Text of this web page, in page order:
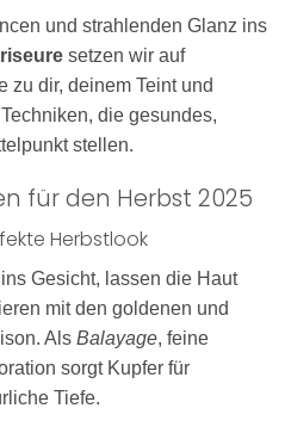
und strahlenden Glanz ins
setzen wir auf
zu dir, deinem Teint und
die gesundes,
stellen.
für den Herbst 2025
Herbstlook
Gesicht, lassen die Haut
mit den goldenen und
Als Balayage, feine
sorgt Kupfer für
Tiefe.